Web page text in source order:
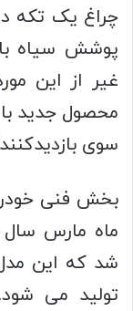
چراغ یک تکه
پوشش سیاه
غیر از این
محصول جدید با
سوی
ماه مارس
شد که این